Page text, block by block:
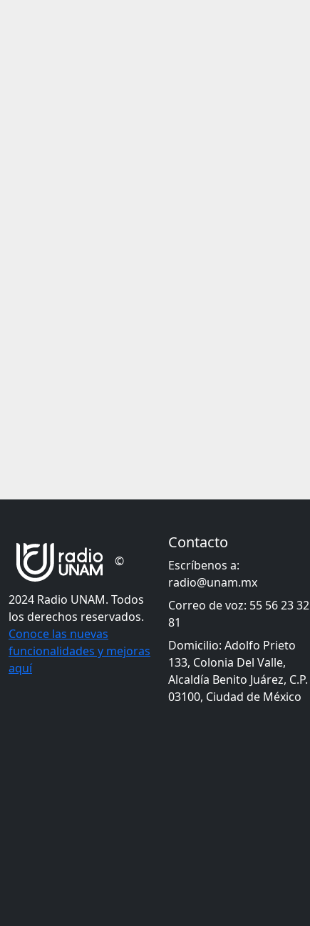
©
2024 Radio UNAM. Todos
los derechos reservados.
Conoce las nuevas
funcionalidades y mejoras
aquí
Contacto
Escríbenos a:
radio@unam.mx
Correo de voz: 55 56 23 32
81
Domicilio: Adolfo Prieto
133, Colonia Del Valle,
Alcaldía Benito Juárez, C.P.
03100, Ciudad de México